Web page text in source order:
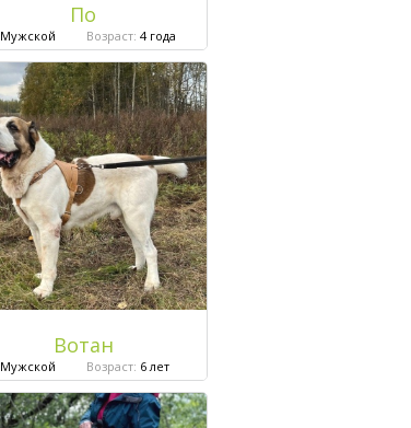
По
Мужской Возраст: 4 года
Вотан
Мужской Возраст: 6 лет